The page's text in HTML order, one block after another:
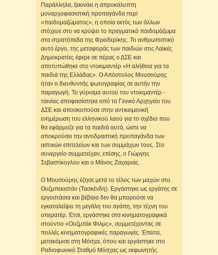
Παράλληλα, ξεκινάει η απροκάλυπτη
μοναρχοφασιστική προπαγάνδα περί
«παιδομαζώματος», η οποία εκτός των άλλων
στόχευε στο να κρύψει το πραγματικό παιδομάζωμα
στα στρατόπεδα της Φρειδερίκης. Το ανθρωπιστικό
αυτό έργο, της μεταφοράς των παιδιών στις Λαϊκές
Δημοκρατίες έφερε σε πέρας ο ΔΣΕ και
αποτυπώθηκε στο ντοκιμαντέρ «Η αλήθεια για τα
παιδιά της Ελλάδας». Ο Απόστολος Μουσούρης
ήταν ο διευθυντής φωτογραφίας σε αυτήν την
παραγωγή. Το γύρισμα αυτού του ντοκιμαντέρ -
ταινίας αποφασίστηκε από το Γενικό Αρχηγείο του
ΔΣΕ και αποσκοπούσε στην αντικειμενική
ενημέρωση του ελληνικού λαού για το σχέδιο που
θα εφάρμοζε για τα παιδιά αυτά, ώστε να
αποκρούσει την αντιδραστική προπαγάνδα των
αστικών επιτελείων και των συμμάχων τους. Στο
συνεργείο συμμετείχαν, επίσης, ο Γιώργης
Σεβαστίκογλου και ο Μάνος Ζαχαριάς.
Ο Μουσούρης έζησε μετά το τέλος των μαχών στο
Ουζμπεκιστάν (Τασκένδη). Εργάστηκε ως εργάτης σε
εργοστάσια και βέβαια δεν θα μπορούσε να
εγκαταλείψει τη μεγάλη του αγάπη, την τέχνη του
οπερατέρ. Έτσι, εργάστηκε στα κινηματογραφικά
στούντιο «Ουζμπέκ Φιλμς», συμμετέχοντας σε
πολλές κινηματογραφικές παραγωγές. Έπειτα,
μετακόμισε στη Μόσχα, όπου και εργάστηκε στο
Ραδιοφωνικό Σταθμό Μόσχας ως εκφωνητής.